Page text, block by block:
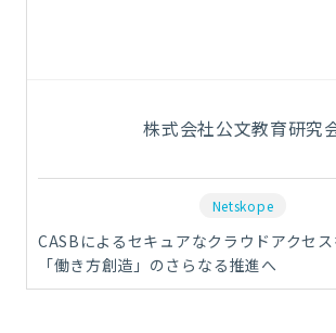
株式会社公文教育研究
Netskope
CASBによるセキュアなクラウドアクセス
「働き方創造」のさらなる推進へ